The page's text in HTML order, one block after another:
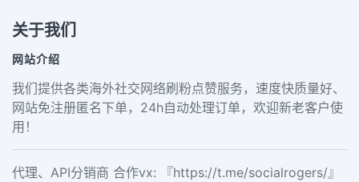
关于我们
网站介绍
我们提供各类海外社交网络刷粉点赞服务，速度快质量好、
网站免注册匿名下单，24h自动处理订单，欢迎新老客户使
用！
代理、API分销商 合作vx: 『https://t.me/socialrogers/』